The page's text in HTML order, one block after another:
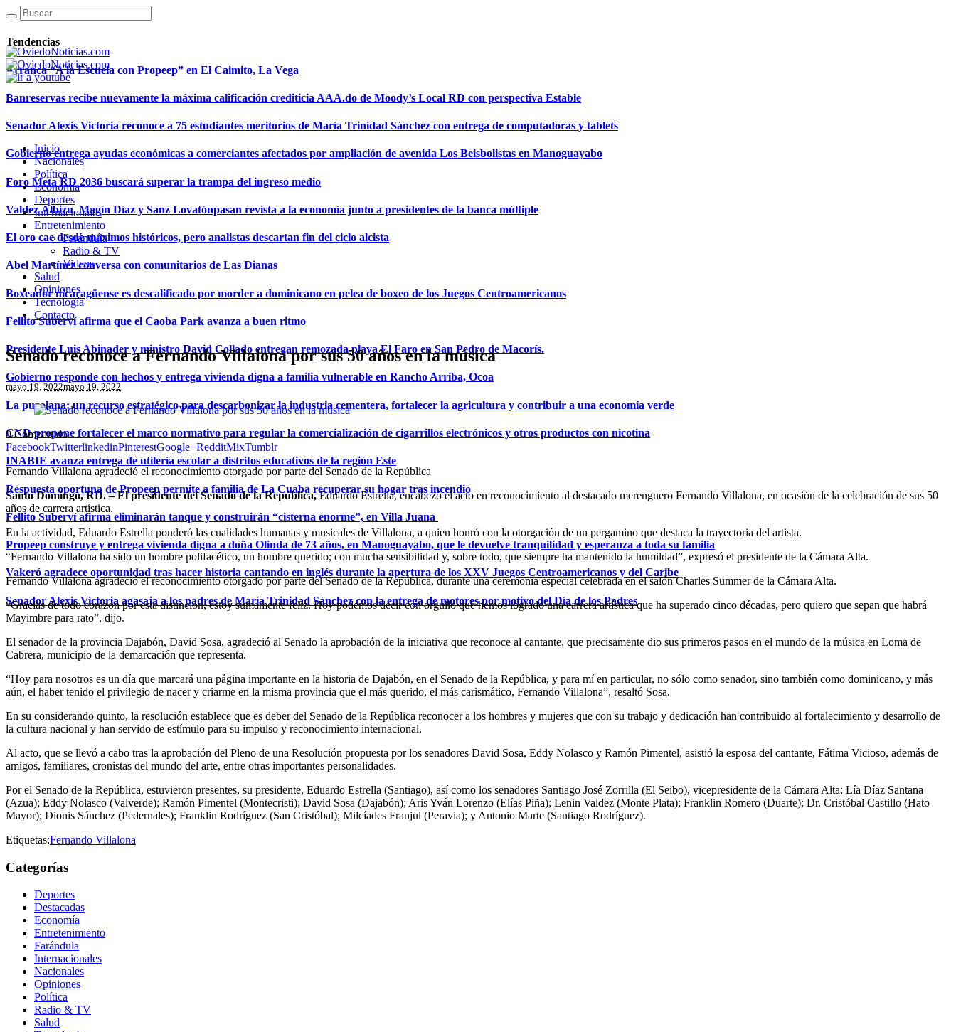
Tendencias
Arranca “A la Escuela con Propeep” en El Caimito, La Vega
Banreservas recibe nuevamente la máxima calificación crediticia AAA.do de Moody’s Local RD con perspectiva Estable
Senador Alexis Victoria reconoce a 75 estudiantes meritorios de María Trinidad Sánchez con entrega de computadoras y tablets
Gobierno entrega ayudas económicas a comerciantes afectados por ampliación de avenida Los Beisbolistas en Manoguayabo
Foro Meta RD 2036 buscará superar la trampa del ingreso medio
Valdez Albizu, Magín Díaz y Sanz Lovatónpasan revista a la economía junto a presidentes de la banca múltiple
El oro cae desde máximos históricos, pero analistas descartan fin del ciclo alcista
Abel Martínez conversa con comunitarios de Las Dianas
Boxeador nicaragüense es descalificado por morder a dominicano en pelea de boxeo de los Juegos Centroamericanos
Fellito Suberví afirma que el Caoba Park avanza a buen ritmo
Presidente Luis Abinader y ministro David Collado entregan remozada playa El Faro en San Pedro de Macorís.
Gobierno responde con hechos y entrega vivienda digna a familia vulnerable en Rancho Arriba, Ocoa
La puzolana: un recurso estratégico para descarbonizar la industria cementera, fortalecer la agricultura y contribuir a una economía verde
CND propone fortalecer el marco normativo para regular la comercialización de cigarrillos electrónicos y otros productos con nicotina
INABIE avanza entrega de utilería escolar a distritos educativos de la región Este
Respuesta oportuna de Propeep permite a familia de La Cuaba recuperar su hogar tras incendio
Fellito Suberví afirma eliminarán tanque y construirán “cisterna enorme”, en Villa Juana
Propeep construye y entrega vivienda digna a doña Olinda de 73 años, en Manoguayabo, que le devuelve tranquilidad y esperanza a toda su familia
Vakeró agradece oportunidad tras hacer historia cantando en inglés durante la apertura de los XXV Juegos Centroamericanos y del Caribe
Senador Alexis Victoria agasaja a los padres de María Trinidad Sánchez con la entrega de motores por motivo del Día de los Padres
Inicio
Nacionales
Política
Economía
Deportes
Internacionales
Entretenimiento
Farándula
Radio & TV
Videos
Salud
Opiniones
Tecnología
Contacto
Senado reconoce a Fernando Villalona por sus 50 años en la música
mayo 19, 2022mayo 19, 2022
0Compartido
FacebookTwitterlinkedinPinterestGoogle+RedditMixTumblr
Fernando Villalona agradeció el reconocimiento otorgado por parte del Senado de la República
Santo Domingo, RD. – El presidente del Senado de la República,Eduardo Estrella, encabezó el acto en reconocimiento al destacado merenguero Fernando Villalona, en ocasión de la celebración de sus 50
años de carrera artística.
En la actividad, Eduardo Estrella ponderó las cualidades humanas y musicales de Villalona, a quien honró con la otorgación de un pergamino que destaca la trayectoria del artista.
“Fernando Villalona ha sido un hombre polifacético, un hombre querido; con mucha sensibilidad y, sobre todo, que siempre ha mantenido la humildad”, expresó el presidente de la Cámara Alta.
Fernando Villalona agradeció el reconocimiento otorgado por parte del Senado de la República, durante una ceremonia especial celebrada en el salón Charles Summer de la Cámara Alta.
“Gracias de todo corazón por esta distinción, estoy sumamente feliz. Hoy podemos decir con orgullo que hemos logrado una carrera artística que ha superado cinco décadas, pero quiero que sepan que habrá
Mayimbre para rato”, dijo.
El senador de la provincia Dajabón, David Sosa, agradeció al Senado la aprobación de la iniciativa que reconoce al cantante, que precisamente dio sus primeros pasos en el mundo de la música en Loma de
Cabrera, municipio de la demarcación que representa.
“Hoy para nosotros es un día que marcará una página importante en la historia de Dajabón, en el Senado de la República, y para mí en particular, no sólo como senador, sino también como dominicano, y más
aún, el haber tenido el privilegio de nacer y criarme en la misma provincia que el más querido, el más carismático, Fernando Villalona”, resaltó Sosa.
En su considerando quinto, la resolución establece que es deber del Senado de la República reconocer a los hombres y mujeres que con su trabajo y dedicación han contribuido al fortalecimiento y desarrollo de
la cultura nacional y han servido de estímulo para su impulso y reconocimiento internacional.
Al acto, que se llevó a cabo tras la aprobación del Pleno de una Resolución propuesta por los senadores David Sosa, Eddy Nolasco y Ramón Pimentel, asistió la esposa del cantante, Fátima Vicioso, además de
amigos, familiares, cronistas del mundo del arte, entre otras importantes personalidades.
Por el Senado de la República, estuvieron presentes, su presidente, Eduardo Estrella (Santiago), así como los senadores Santiago José Zorrilla (El Seibo), vicepresidente de la Cámara Alta; Lía Díaz Santana
(Azua); Eddy Nolasco (Valverde); Ramón Pimentel (Montecristi); David Sosa (Dajabón); Aris Yván Lorenzo (Elías Piña); Lenin Valdez (Monte Plata); Franklin Romero (Duarte); Dr. Cristóbal Castillo (Hato
Mayor); Dionis Sánchez (Pedernales); Franklin Rodríguez (San Cristóbal); Milcíades Franjul (Peravia); y Antonio Marte (Santiago Rodríguez).
Etiquetas:Fernando Villalona
Categorías
Deportes
Destacadas
Economía
Entretenimiento
Farándula
Internacionales
Nacionales
Opiniones
Política
Radio & TV
Salud